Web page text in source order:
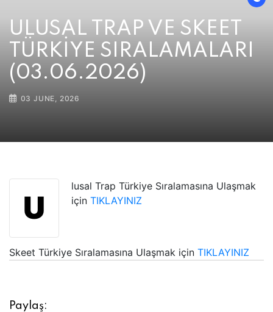
ULUSAL TRAP VE SKEET
TÜRKİYE SIRALAMALARI
(03.06.2026)
03 JUNE, 2026
U
lusal Trap Türkiye Sıralamasına Ulaşmak
için TIKLAYINIZ
Skeet Türkiye Sıralamasına Ulaşmak için TIKLAYINIZ
Paylaş: